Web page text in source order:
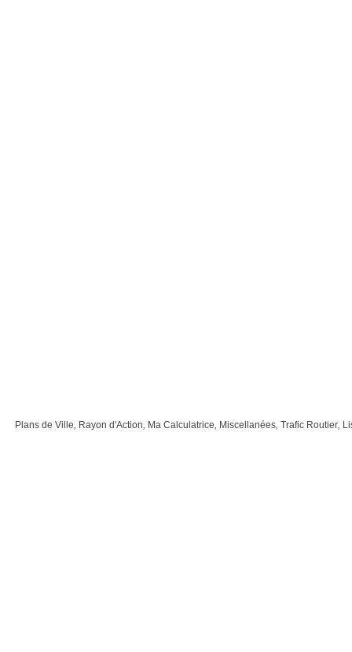
Plans de Ville, Rayon d'Action, Ma Calculatrice, Miscellanées, Trafic Routier,